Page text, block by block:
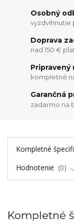
Osobný
vyzdvihnutie
Doprava
nad 150 €
Pripravený
kompletné
Garančná
zadarmo na
Kompletné
Hodnotenie
0
Kompletné